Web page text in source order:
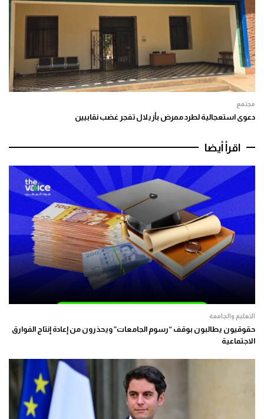
مجتمع
دعوى استعجالية لطرد ممرض بأزيلال تفجر غضب نقابيين
اقرأ أيضا
التعليم والجامعة
حقوقيون يطالبون بوقف “رسوم الجامعات” ويحذرون من إعادة إنتاج الفوارق
الاجتماعية